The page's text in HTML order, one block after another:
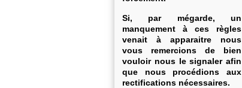
Si, par mégarde, un
manquement à ces règles
venait à apparaitre nous
vous remercions de bien
vouloir nous le signaler afin
que nous procédions aux
rectifications nécessaires.